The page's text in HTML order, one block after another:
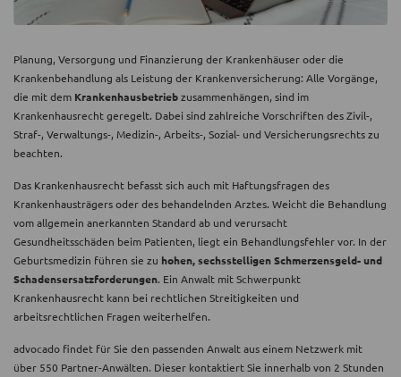
Planung, Versorgung und Finanzierung der Krankenhäuser oder die
Krankenbehandlung als Leistung der Krankenversicherung: Alle Vorgänge,
die mit dem Krankenhausbetriebzusammenhängen, sind im
Krankenhausrecht geregelt. Dabei sind zahlreiche Vorschriften des Zivil-,
Straf-, Verwaltungs-, Medizin-, Arbeits-, Sozial- und Versicherungsrechts zu
beachten.
Das Krankenhausrecht befasst sich auch mit Haftungsfragen des
Krankenhausträgers oder des behandelnden Arztes. Weicht die Behandlung
vom allgemein anerkannten Standard ab und verursacht
Gesundheitsschäden beim Patienten, liegt ein Behandlungsfehler vor. In der
Geburtsmedizin führen sie zu hohen, sechsstelligen Schmerzensgeld- und
Schadensersatzforderungen. Ein Anwalt mit Schwerpunkt
Krankenhausrecht kann bei rechtlichen Streitigkeiten und
arbeitsrechtlichen Fragen weiterhelfen.
advocado findet für Sie den passenden Anwalt aus einem Netzwerk mit
über 550 Partner-Anwälten. Dieser kontaktiert Sie innerhalb von 2 Stunden